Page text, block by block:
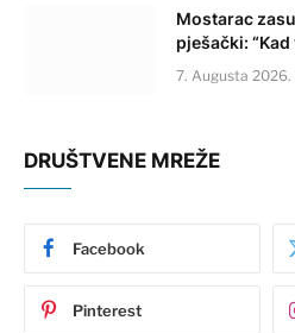
Mostarac
pješački:
7. Augusta 2026.
DRUŠTVENE MREŽE
Facebook
Pinterest